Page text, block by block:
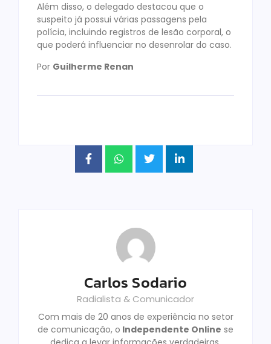
Além disso, o delegado destacou que o
suspeito já possui várias passagens pela
polícia, incluindo registros de lesão corporal, o
que poderá influenciar no desenrolar do caso.
Por Guilherme Renan
Carlos Sodario
Radialista & Comunicador
Com mais de 20 anos de experiência no setor
de comunicação, o Independente Online se